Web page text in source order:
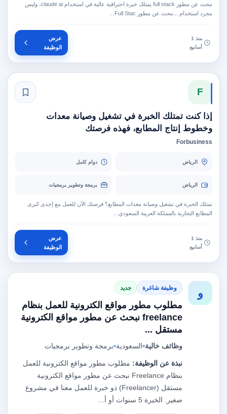
نبحث عن مطور full stack يمتلك خبرة احترافية عالية في استخدام claude ai، وليس
مجرد استخدام ...نبحث عن مطور Full Stac…
منذ 1
أسابيع
عرض
الوظيفة
F
إذا كنت تمتلك الخبرة في تشغيل وصيانة معدات
وخطوط إنتاج المطابع، فهذه فرصتك
Forbusiness
الرياض دوام كامل
الرياض برمجة وتطوير برمجيات
تمتلك الخبرة في تشغيل وصيانة معدات المطابع؟ فرصتك الآن للعمل مع إحدى كبرى
المطابع التجارية بالمملكة العربية السعودي…
منذ 1
أسابيع
عرض
الوظيفة
و وظيفة شاغرة جديد
مطلوب مطور مواقع الكترونية للعمل بنظام
freelance نبحث عن مطور مواقع الكترونية
مستقل ...
وظائف خالية السعودية برمجة وتطوير برمجيات
نبذة عن الوظيفة: مطلوب مطور مواقع الكترونية للعمل
بنظام Freelance نبحث عن مطور مواقع الكترونية
مستقل (Freelancer) ذو خبرة للعمل معنا في مشروع
صغير. الخبرة 5 سنوات أو أ…